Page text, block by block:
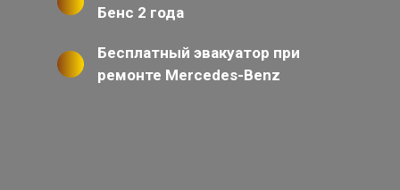
Бенс 2 года
Бесплатный эвакуатор при
ремонте Mercedes-Benz